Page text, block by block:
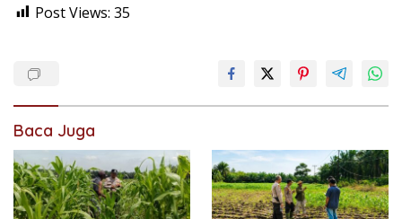
Post Views: 35
Baca Juga